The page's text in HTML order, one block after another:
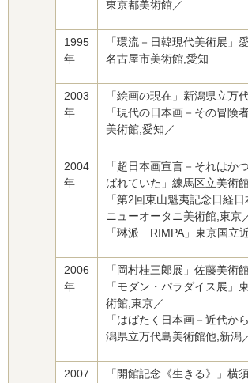
東京都美術館／
1995
年
「環流－日韓現代美術展」
名古屋市美術館,愛知
2003
年
「絵画の現在」新潟県立万
「現代の日本画－その冒険
美術館,愛知／
2004
年
「超日本画宣言－それはか
ばれていた」練馬区立美術
「第2回東山魁夷記念日経日
ニューオータニ美術館,東京
「琳派 RIMPA」東京国立
2006
年
「岡村桂三郎展」佐藤美術
「モダン・パラダイス展」
術館,東京／
「はばたく日本画－近代か
潟県立万代島美術館他,新潟
2007
「開館記念《生きる》」横